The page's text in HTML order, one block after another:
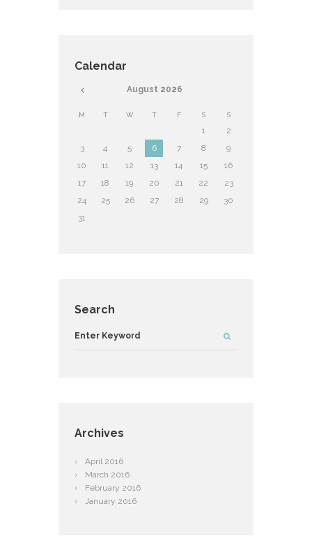
Calendar
August 2026
M T W T F S S
1
2
3
4 5 6 7 8
9
10
11 12 13 14 15
16
17
18 19 20 21 22
23
24
25 26 27 28 29
30
31
Search
Archives
April 2016
March 2016
February 2016
January 2016